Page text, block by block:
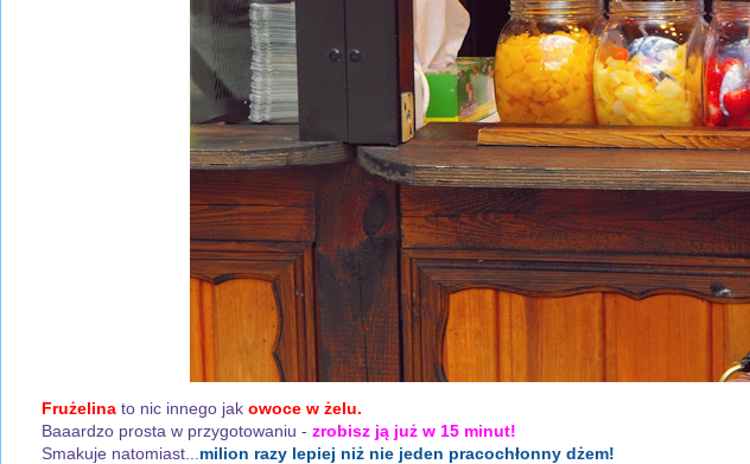
Frużelina to nic innego jak owoce w żelu.
Baaardzo prosta w przygotowaniu - zrobisz ją już w 15 minut!
Smakuje natomiast... milion razy lepiej niż nie jeden pracochłonny dżem!